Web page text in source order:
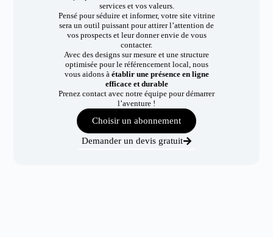
services et vos valeurs.
Pensé pour séduire et informer, votre site vitrine
sera un outil puissant pour attirer l’attention de
vos prospects et leur donner envie de vous
contacter.
Avec des designs sur mesure et une structure
optimisée pour le référencement local, nous
vous aidons à établir une présence en ligne
efficace et durable
Prenez contact avec notre équipe pour démarrer
l’aventure !
Choisir un abonnement
Demander un devis gratuit